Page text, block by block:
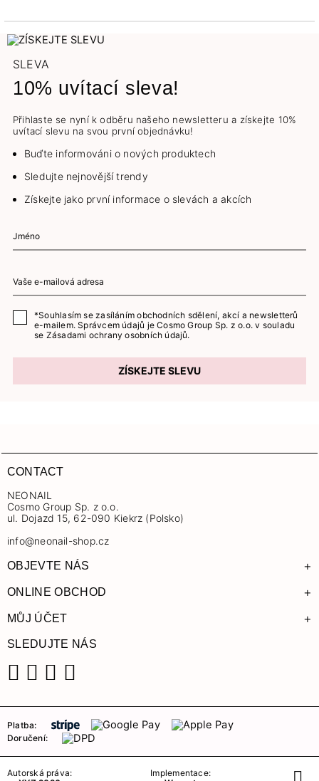
SLEVA
10% uvítací sleva!
Přihlaste se nyní k odběru našeho newsletteru a získejte 10%
uvítací slevu na svou první objednávku!
Buďte informováni o nových produktech
Sledujte nejnovější trendy
Získejte jako první informace o slevách a akcích
*Souhlasím se zasíláním obchodních sdělení, akcí a newsletterů
e-mailem. Správcem údajů je Cosmo Group Sp. z o.o. v souladu
se Zásadami ochrany osobních údajů.
ZÍSKEJTE SLEVU
CONTACT
NEONAIL
Cosmo Group Sp. z o.o.
ul. Dojazd 15, 62-090 Kiekrz (Polsko)
info@neonail-shop.cz
OBJEVTE NÁS +
ONLINE OBCHOD +
MŮJ ÚČET +
SLEDUJTE NÁS
Platba:
Doručení:
Autorská práva:
Implementace: